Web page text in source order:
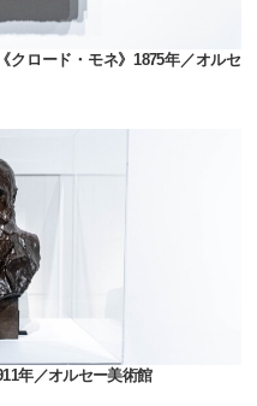
クロード・モネ》1875年／オルセ
年／オルセー美術館